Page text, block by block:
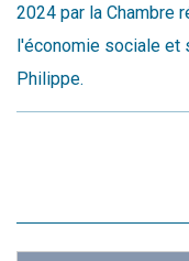
2024 par la Chambre
l'économie sociale et
Philippe.